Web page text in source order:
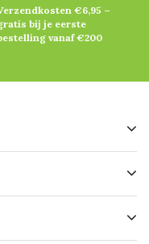
€6,95 –
bij je eerste
vanaf €200